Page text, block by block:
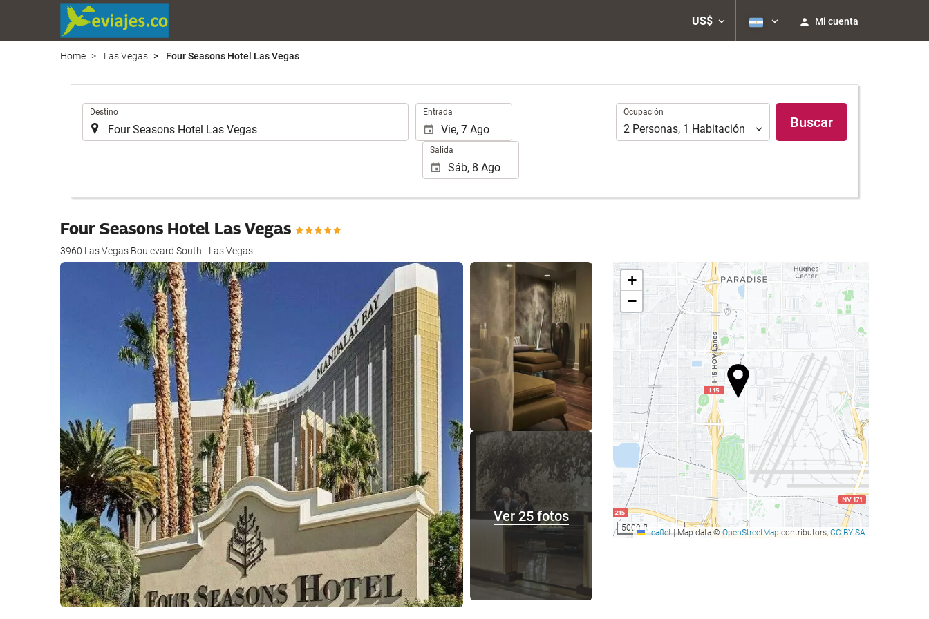
US$ Mi cuenta
Home Las Vegas Four Seasons Hotel Las Vegas
Destino Entrada
Salida
Ocupación
Ocupación
2 Personas, 1 Habitación Buscar
Four Seasons Hotel Las Vegas
3960 Las Vegas Boulevard South - Las Vegas
Ver 25 fotos
Ver 25 fotos
+
−
5000 ftLeaflet |Map data © OpenStreetMap contributors, CC-BY-SA